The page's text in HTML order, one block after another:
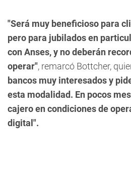
"Será muy beneficioso para
pero para jubilados en
con Anses, y no deberán
operar", remarcó Bottcher,
bancos muy interesados y
esta modalidad. En pocos
cajero en condiciones de
digital".